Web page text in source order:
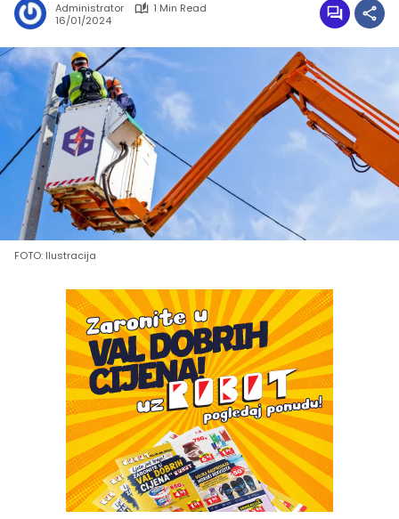
Administrator
1 Min Read
16/01/2024
FOTO: Ilustracija